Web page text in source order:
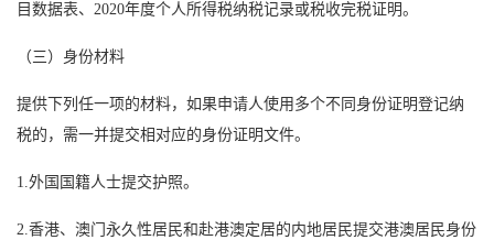
目数据表、2020年度个人所得税纳税记录或税收完税证明。
（三）身份材料
提供下列任一项的材料，如果申请人使用多个不同身份证明登记纳
税的，需一并提交相对应的身份证明文件。
1.外国国籍人士提交护照。
2.香港、澳门永久性居民和赴港澳定居的内地居民提交港澳居民身份